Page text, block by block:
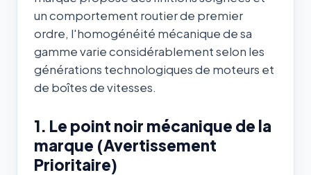
un comportement routier de premier
ordre, l'homogénéité mécanique de sa
gamme varie considérablement selon les
générations technologiques de moteurs et
de boîtes de vitesses.
1. Le point noir mécanique de la
marque (Avertissement
Prioritaire)